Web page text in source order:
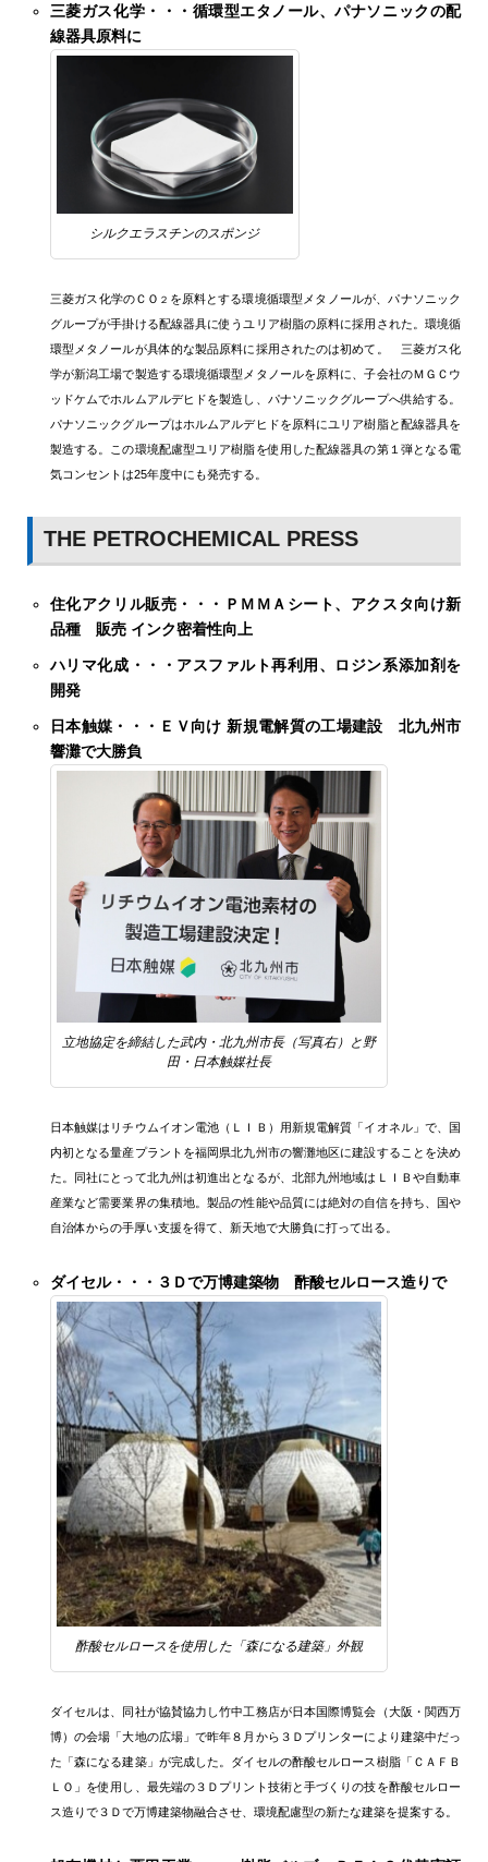
三菱ガス化学・・・循環型エタノール、パナソニックの配
線器具原料に
シルクエラスチンのスポンジ
三菱ガス化学のＣＯ ２ を原料とする環境循環型メタノールが、パナソニック
グループが手掛ける配線器具に使うユリア樹脂の原料に採用された。環境循
環型メタノールが具体的な製品原料に採用されたのは初めて。 三菱ガス化
学が新潟工場で製造する環境循環型メタノールを原料に、子会社のＭＧＣウ
ッドケムでホルムアルデヒドを製造し、パナソニックグループへ供給する。
パナソニックグループはホルムアルデヒドを原料にユリア樹脂と配線器具を
製造する。この環境配慮型ユリア樹脂を使用した配線器具の第１弾となる電
気コンセントは25年度中にも発売する。
THE PETROCHEMICAL PRESS
住化アクリル販売・・・ＰＭＭＡシート、アクスタ向け新
品種 販売 インク密着性向上
ハリマ化成・・・アスファルト再利用、ロジン系添加剤を
開発
日本触媒・・・ＥＶ向け 新規電解質の工場建設 北九州市
響灘で大勝負
立地協定を締結した武内・北九州市長（写真右）と野
田・日本触媒社長
日本触媒はリチウムイオン電池（ＬＩＢ）用新規電解質「イオネル」で、国
内初となる量産プラントを福岡県北九州市の響灘地区に建設することを決め
た。同社にとって北九州は初進出となるが、北部九州地域はＬＩＢや自動車
産業など需要業界の集積地。製品の性能や品質には絶対の自信を持ち、国や
自治体からの手厚い支援を得て、新天地で大勝負に打って出る。
ダイセル・・・３Ｄで万博建築物 酢酸セルロース造りで
酢酸セルロースを使用した「森になる建築」外観
ダイセルは、同社が協賛協力し竹中工務店が日本国際博覧会（大阪・関西万
博）の会場「大地の広場」で昨年８月から３Ｄプリンターにより建築中だっ
た「森になる建築」が完成した。ダイセルの酢酸セルロース樹脂「ＣＡＦＢ
ＬＯ」を使用し、最先端の３Ｄプリント技術と手づくりの技を酢酸セルロー
ス造りで３Ｄで万博建築物融合させ、環境配慮型の新たな建築を提案する。